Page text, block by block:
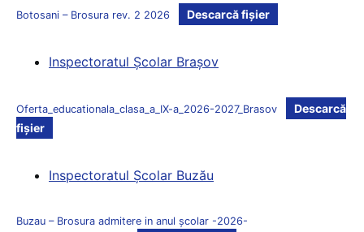
Botosani – Brosura rev. 2 2026 Descarcă fișier
Inspectoratul Şcolar Braşov
Oferta_educationala_clasa_a_IX-a_2026-2027_Brasov
Descarcă
fișier
Inspectoratul Şcolar Buzău
Buzau – Brosura admitere in anul școlar -2026-